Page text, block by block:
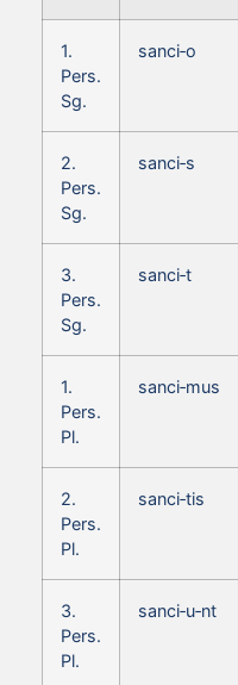
1.
Pers.
Sg.
sanci‑o
2.
Pers.
Sg.
sanci‑s
3.
Pers.
Sg.
sanci‑t
1.
Pers.
Pl.
sanci‑mus
2.
Pers.
Pl.
sanci‑tis
3.
Pers.
Pl.
sanci‑u‑nt